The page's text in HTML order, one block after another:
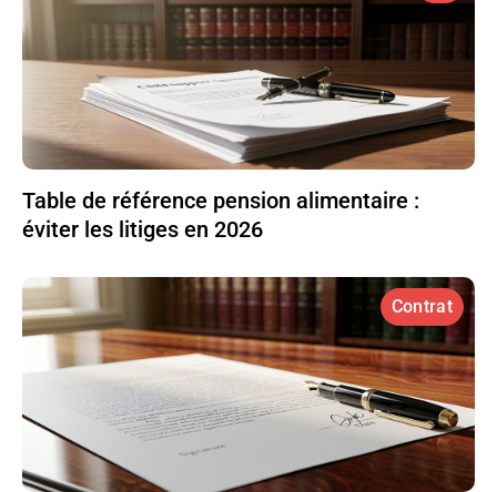
Table de référence pension alimentaire :
éviter les litiges en 2026
Contrat